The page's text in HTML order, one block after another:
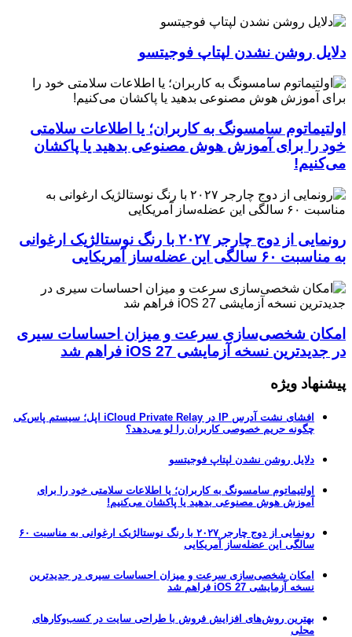
دلایل روشن نشدن لپتاپ فوجیتسو
اولتیماتوم سامسونگ به کاربران؛ یا اطلاعات سلامتی
خود را برای آموزش هوش مصنوعی بدهید یا پاکشان
می‌کنیم!
رونمایی از دوج چارجر ۲۰۲۷ با رنگ نوستالژیک ارغوانی
به مناسبت ۶۰ سالگی این عضله‌ساز آمریکایی
امکان شخصی‌سازی سرعت و میزان احساسات سیری
در جدیدترین نسخه آزمایشی iOS 27 فراهم شد
پیشنهاد ویژه
افشای نشت آدرس IP در iCloud Private Relay اپل؛ سیستم پاس‌کی
چگونه حریم خصوصی کاربران را لو می‌دهد؟
دلایل روشن نشدن لپتاپ فوجیتسو
اولتیماتوم سامسونگ به کاربران؛ یا اطلاعات سلامتی خود را برای
آموزش هوش مصنوعی بدهید یا پاکشان می‌کنیم!
رونمایی از دوج چارجر ۲۰۲۷ با رنگ نوستالژیک ارغوانی به مناسبت ۶۰
سالگی این عضله‌ساز آمریکایی
امکان شخصی‌سازی سرعت و میزان احساسات سیری در جدیدترین
نسخه آزمایشی iOS 27 فراهم شد
بهترین روش‌های افزایش فروش با طراحی سایت در کسب‌وکارهای
محلی